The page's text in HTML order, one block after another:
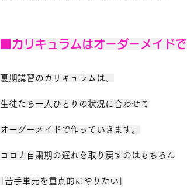
■カリキュラムはオーダーメイドで
夏期講習のカリキュラムは、
生徒たち一人ひとりの状況に合わせて
オーダーメイドで作っていきます。
コロナ自粛期の遅れを取り戻すのはもちろん
｢苦手単元を重点的にやりたい｣